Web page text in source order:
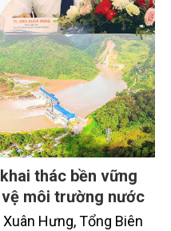
thác bền vững
môi trường nước
Hưng, Tổng Biên